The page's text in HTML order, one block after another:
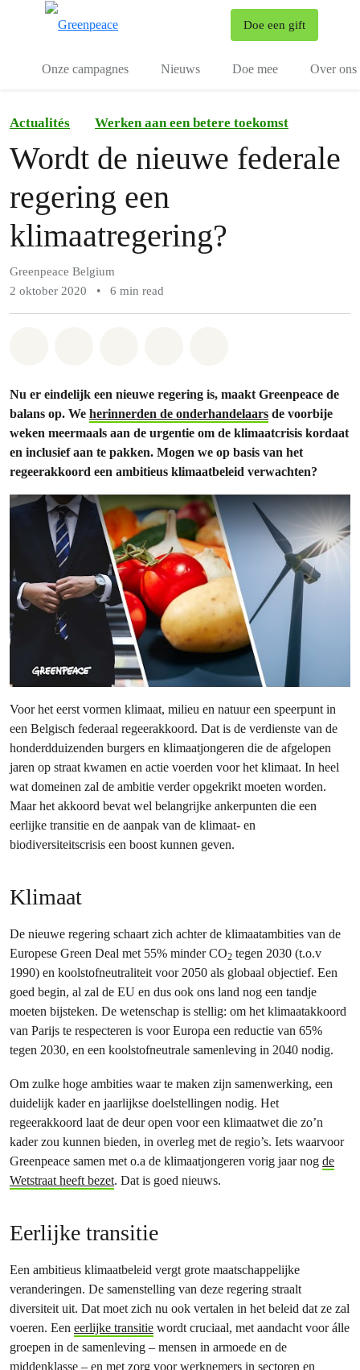
Doe een gift
Onze campagnes Nieuws Doe mee Over ons
Actualités Werken aan een betere toekomst
Wordt de nieuwe federale
regering een
klimaatregering?
Greenpeace Belgium
2 oktober 2020
• 6 min read
Nu er eindelijk een nieuwe regering is, maakt Greenpeace de
balans op. We herinnerden de onderhandelaars de voorbije
weken meermaals aan de urgentie om de klimaatcrisis kordaat
en inclusief aan te pakken. Mogen we op basis van het
regeerakkoord een ambitieus klimaatbeleid verwachten?
Voor het eerst vormen klimaat, milieu en natuur een speerpunt in
een Belgisch federaal regeerakkoord. Dat is de verdienste van de
honderdduizenden burgers en klimaatjongeren die de afgelopen
jaren op straat kwamen en actie voerden voor het klimaat. In heel
wat domeinen zal de ambitie verder opgekrikt moeten worden.
Maar het akkoord bevat wel belangrijke ankerpunten die een
eerlijke transitie en de aanpak van de klimaat- en
biodiversiteitscrisis een boost kunnen geven.
Klimaat
De nieuwe regering schaart zich achter de klimaatambities van de
Europese Green Deal met 55% minder CO2 tegen 2030 (t.o.v
1990) en koolstofneutraliteit voor 2050 als globaal objectief. Een
goed begin, al zal de EU en dus ook ons land nog een tandje
moeten bijsteken. De wetenschap is stellig: om het klimaatakkoord
van Parijs te respecteren is voor Europa een reductie van 65%
tegen 2030, en een koolstofneutrale samenleving in 2040 nodig.
Om zulke hoge ambities waar te maken zijn samenwerking, een
duidelijk kader en jaarlijkse doelstellingen nodig. Het
regeerakkoord laat de deur open voor een klimaatwet die zo’n
kader zou kunnen bieden, in overleg met de regio’s. Iets waarvoor
Greenpeace samen met o.a de klimaatjongeren vorig jaar nog de
Wetstraat heeft bezet. Dat is goed nieuws.
Eerlijke transitie
Een ambitieus klimaatbeleid vergt grote maatschappelijke
veranderingen. De samenstelling van deze regering straalt
diversiteit uit. Dat moet zich nu ook vertalen in het beleid dat ze zal
voeren. Een eerlijke transitie wordt cruciaal, met aandacht voor álle
groepen in de samenleving – mensen in armoede en de
middenklasse – en met zorg voor werknemers in sectoren en